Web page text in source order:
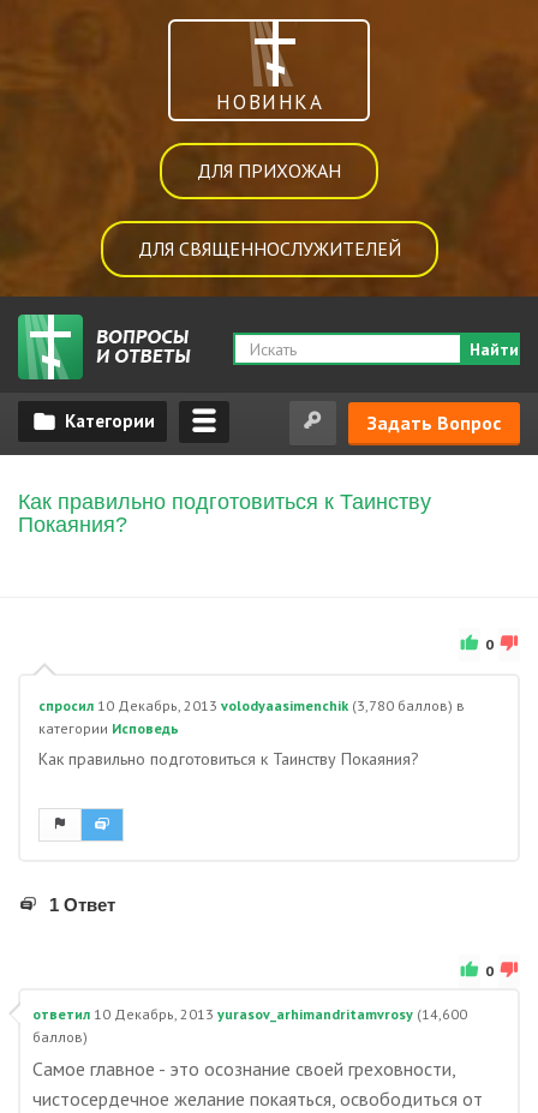
НОВИНКА
ДЛЯ ПРИХОЖАН
ДЛЯ СВЯЩЕННОСЛУЖИТЕЛЕЙ
Найти
Задать Вопрос
Как правильно подготовиться к Таинству
Покаяния?
0
спросил 10 Декабрь, 2013 volodyaasimenchik (3,780 баллов) в
категории Исповедь
Как правильно подготовиться к Таинству Покаяния?
1 Ответ
0
ответил 10 Декабрь, 2013 yurasov_arhimandritamvrosy (14,600
баллов)
Самое главное - это осознание своей греховности,
чистосердечное желание покаяться, освободиться от